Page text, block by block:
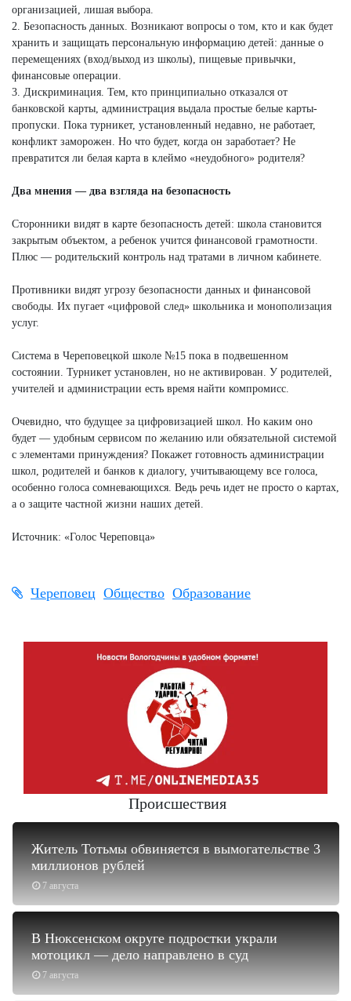
организацией, лишая выбора.
2. Безопасность данных. Возникают вопросы о том, кто и как будет
хранить и защищать персональную информацию детей: данные о
перемещениях (вход/выход из школы), пищевые привычки,
финансовые операции.
3. Дискриминация. Тем, кто принципиально отказался от
банковской карты, администрация выдала простые белые карты-
пропуски. Пока турникет, установленный недавно, не работает,
конфликт заморожен. Но что будет, когда он заработает? Не
превратится ли белая карта в клеймо «неудобного» родителя?
Два мнения — два взгляда на безопасность
Сторонники видят в карте безопасность детей: школа становится
закрытым объектом, а ребенок учится финансовой грамотности.
Плюс — родительский контроль над тратами в личном кабинете.
Противники видят угрозу безопасности данных и финансовой
свободы. Их пугает «цифровой след» школьника и монополизация
услуг.
Система в Череповецкой школе №15 пока в подвешенном
состоянии. Турникет установлен, но не активирован. У родителей,
учителей и администрации есть время найти компромисс.
Очевидно, что будущее за цифровизацией школ. Но каким оно
будет — удобным сервисом по желанию или обязательной системой
с элементами принуждения? Покажет готовность администрации
школ, родителей и банков к диалогу, учитывающему все голоса,
особенно голоса сомневающихся. Ведь речь идет не просто о картах,
а о защите частной жизни наших детей.
Источник: «Голос Череповца»
Череповец Общество Образование
Происшествия
7 августа
Житель Тотьмы обвиняется в вымогательстве 3
миллионов рублей
7 августа
В Нюксенском округе подростки украли
мотоцикл — дело направлено в суд